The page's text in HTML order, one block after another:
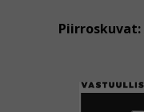
Piirroskuvat: